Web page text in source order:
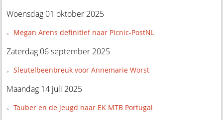
Woensdag 01 oktober 2025
Megan Arens definitief naar Picnic-PostNL
Zaterdag 06 september 2025
Sleutelbeenbreuk voor Annemarie Worst
Maandag 14 juli 2025
Tauber en de jeugd naar EK MTB Portugal